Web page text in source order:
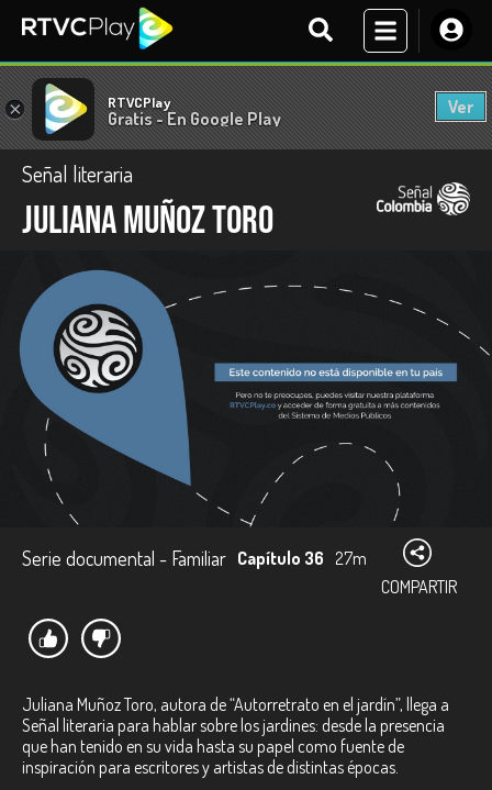
× RTVCPlay
Gratis - En Google Play
Ver
Señal literaria
Juliana Muñoz Toro
Serie documental - Familiar Capítulo 36 27m
COMPARTIR
Juliana Muñoz Toro, autora de “Autorretrato en el jardín”, llega a
Señal literaria para hablar sobre los jardines: desde la presencia
que han tenido en su vida hasta su papel como fuente de
inspiración para escritores y artistas de distintas épocas.